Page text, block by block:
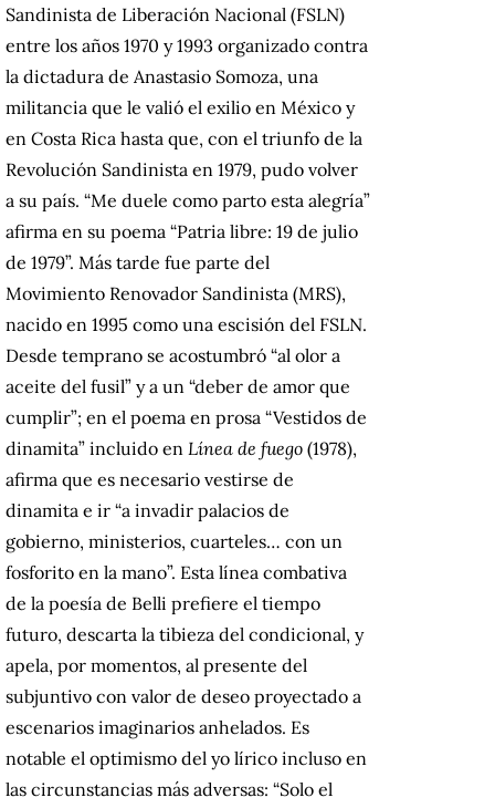
Sandinista de Liberación Nacional (FSLN)
entre los años 1970 y 1993 organizado contra
la dictadura de Anastasio Somoza, una
militancia que le valió el exilio en México y
en Costa Rica hasta que, con el triunfo de la
Revolución Sandinista en 1979, pudo volver
a su país. “Me duele como parto esta alegría”
afirma en su poema “Patria libre: 19 de julio
de 1979”. Más tarde fue parte del
Movimiento Renovador Sandinista (MRS),
nacido en 1995 como una escisión del FSLN.
Desde temprano se acostumbró “al olor a
aceite del fusil” y a un “deber de amor que
cumplir”; en el poema en prosa “Vestidos de
dinamita” incluido en Línea de fuego (1978),
afirma que es necesario vestirse de
dinamita e ir “a invadir palacios de
gobierno, ministerios, cuarteles… con un
fosforito en la mano”. Esta línea combativa
de la poesía de Belli prefiere el tiempo
futuro, descarta la tibieza del condicional, y
apela, por momentos, al presente del
subjuntivo con valor de deseo proyectado a
escenarios imaginarios anhelados. Es
notable el optimismo del yo lírico incluso en
las circunstancias más adversas: “Solo el